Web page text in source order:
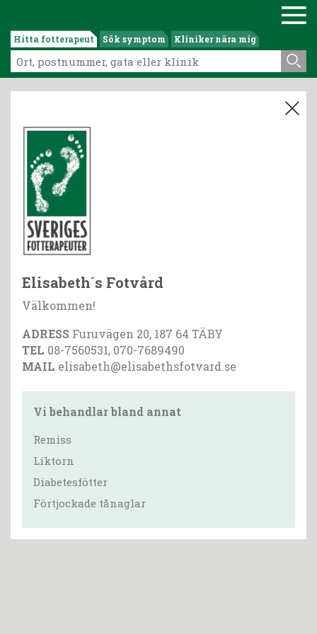
Hitta fotterapeut Sök symptom Kliniker nära mig
Elisabeth´s Fotvård
Välkommen!
ADRESS Furuvägen 20, 187 64 TÄBY
TEL 08-7560531, 070-7689490
MAIL elisabeth@elisabethsfotvard.se
Vi behandlar bland annat
Remiss
Liktorn
Diabetesfötter
Förtjockade tånaglar